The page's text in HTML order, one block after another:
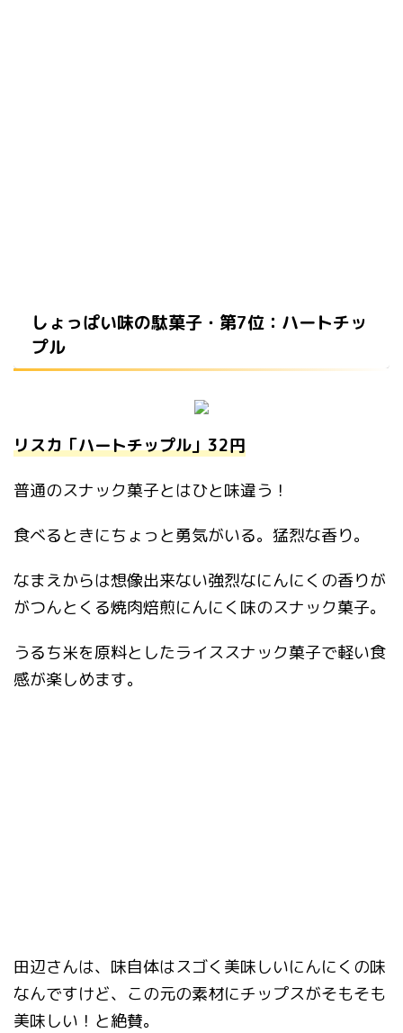
しょっぱい味の駄菓子・第7位：ハートチッ
プル
リスカ「ハートチップル」32円
普通のスナック菓子とはひと味違う！
食べるときにちょっと勇気がいる。猛烈な香り。
なまえからは想像出来ない強烈なにんにくの香りが
がつんとくる焼肉焙煎にんにく味のスナック菓子。
うるち米を原料としたライススナック菓子で軽い食
感が楽しめます。
田辺さんは、味自体はスゴく美味しいにんにくの味
なんですけど、この元の素材にチップスがそもそも
美味しい！と絶賛。